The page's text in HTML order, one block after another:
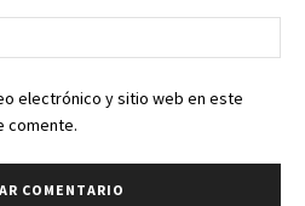
electrónico y sitio web en este
comente.